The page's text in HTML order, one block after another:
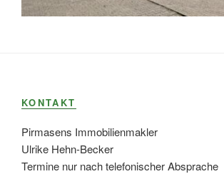
KONTAKT
Pirmasens Immobilienmakler
Ulrike Hehn-Becker
Termine nur nach telefonischer Absprache